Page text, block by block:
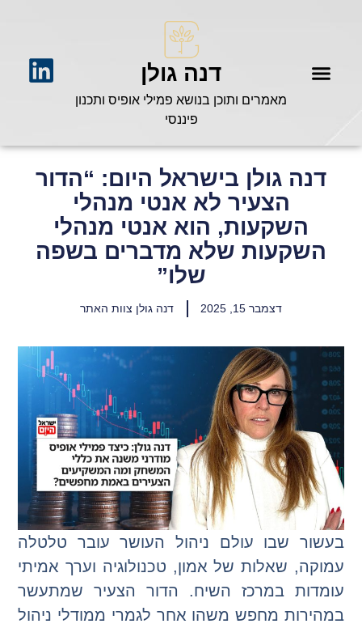
דנה גולן
מאמרים ותוכן בנושא פמילי אופיס ותכנון
פיננסי
דנה גולן בישראל היום: “הדור
הצעיר לא אנטי מנהלי
השקעות, הוא אנטי מנהלי
השקעות שלא מדברים בשפה
שלו”
דצמבר 15, 2025 דנה גולן צוות האתר
בעשור שבו עולם ניהול העושר עובר טלטלה
עמוקה, שאלות של אמון, טכנולוגיה וערך אמיתי
עומדות במרכז השיח. הדור הצעיר שמתעשר
במהירות מחפש משהו אחר לגמרי ממודלי ניהול